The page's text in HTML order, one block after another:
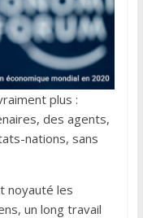
plus :
des agents,
nations, sans
noyauté les
un long travail